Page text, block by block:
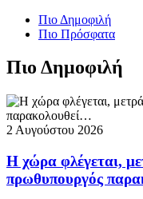
Πιο Δημοφιλή
Πιο Πρόσφατα
Πιο Δημοφιλή
2 Αυγούστου 2026
Η χώρα φλέγεται,
πρωθυπουργός